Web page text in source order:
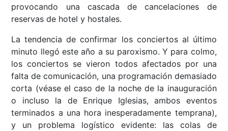
provocando una cascada de cancelaciones de
reservas de hotel y hostales.
La tendencia de confirmar los conciertos al último
minuto llegó este año a su paroxismo. Y para colmo,
los conciertos se vieron todos afectados por una
falta de comunicación, una programación demasiado
corta (véase el caso de la noche de la inauguración
o incluso la de Enrique Iglesias, ambos eventos
terminados a una hora inesperadamente temprana),
y un problema logístico evidente: las colas de